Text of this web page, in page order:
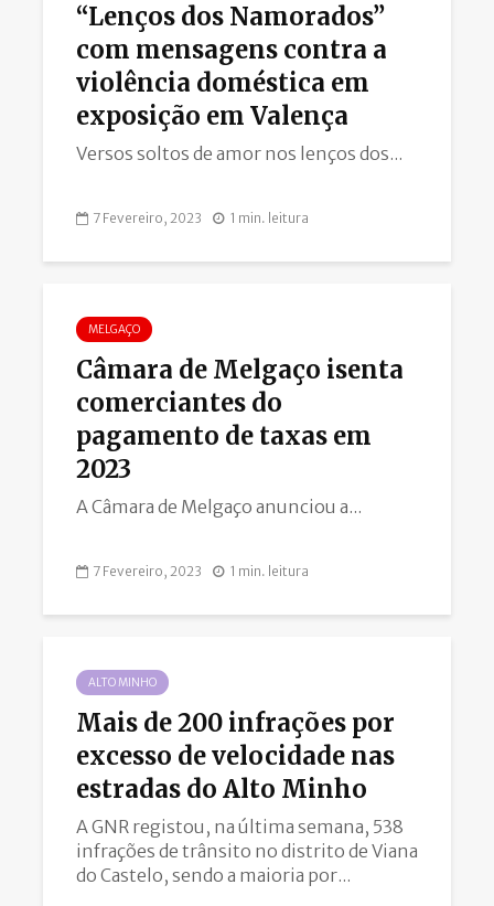
“Lenços dos Namorados”
com mensagens contra a
violência doméstica em
exposição em Valença
Versos soltos de amor nos lenços dos...
7 Fevereiro, 2023 1 min. leitura
MELGAÇO
Câmara de Melgaço isenta
comerciantes do
pagamento de taxas em
2023
A Câmara de Melgaço anunciou a...
7 Fevereiro, 2023 1 min. leitura
ALTO MINHO
Mais de 200 infrações por
excesso de velocidade nas
estradas do Alto Minho
A GNR registou, na última semana, 538
infrações de trânsito no distrito de Viana
do Castelo, sendo a maioria por...